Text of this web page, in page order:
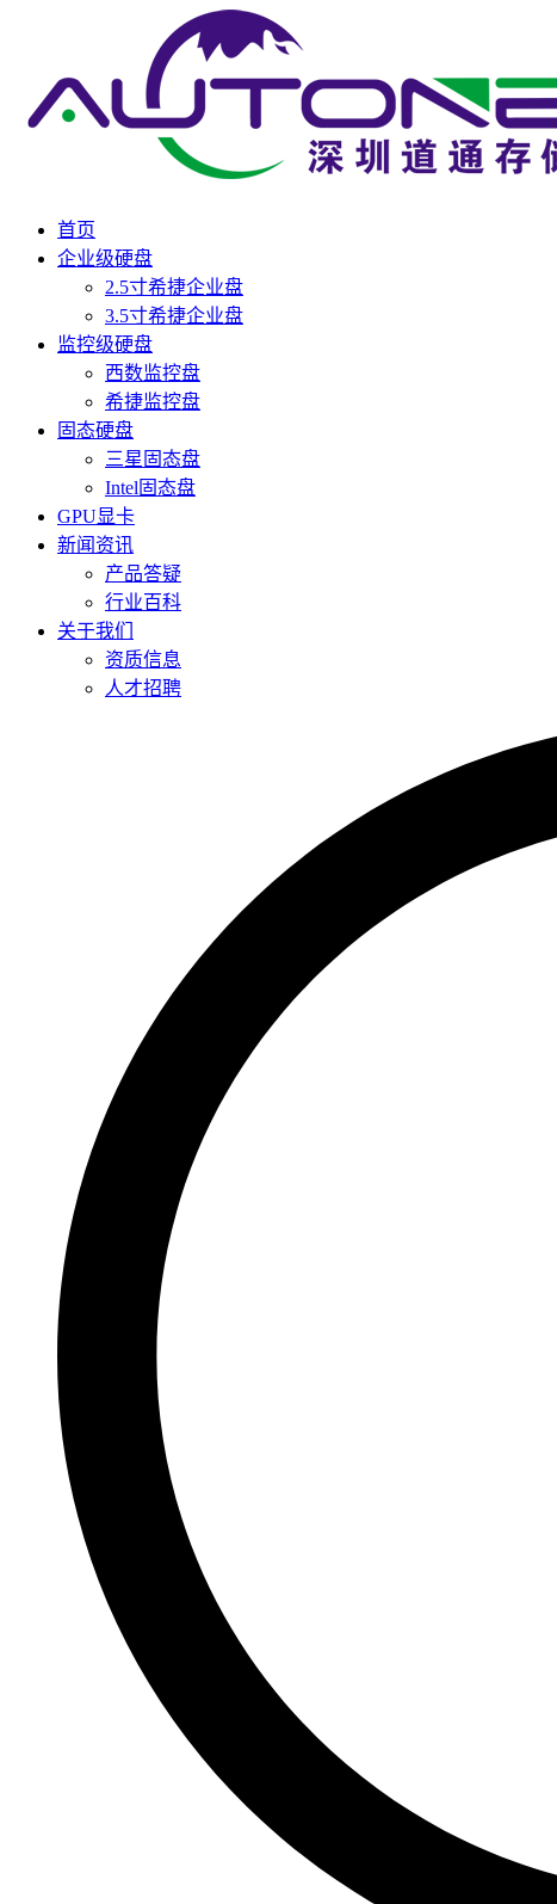
首页
企业级硬盘
2.5寸希捷企业盘
3.5寸希捷企业盘
监控级硬盘
西数监控盘
希捷监控盘
固态硬盘
三星固态盘
Intel固态盘
GPU显卡
新闻资讯
产品答疑
行业百科
关于我们
资质信息
人才招聘